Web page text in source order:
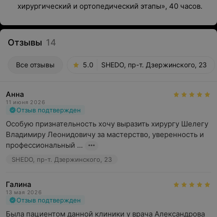
хирургический и ортопедический этапы», 40 часов.
Отзывы 14
Все отзывы 5.0 SHEDO, пр-т. Дзержинского, 23
Анна
11 июня 2026
Отзыв подтвержден
Особую признательность хочу выразить хирургу Шелегу
Владимиру Леонидовичу за мастерство, уверенность и
профессиональный ...
SHEDO, пр-т. Дзержинского, 23
Галина
13 мая 2026
Отзыв подтвержден
Была пациентом данной клиники у врача Александрова